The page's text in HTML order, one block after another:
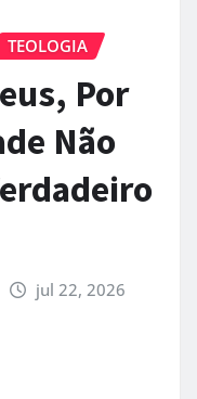
TEOLOGIA
Por
Não
jul 22, 2026